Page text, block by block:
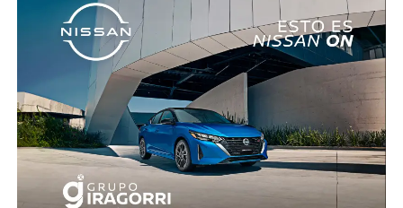
marcador.
El dominio mexicano se mantuvo y no tardó en reflejarse
nuevamente. Al 31’, una recuperación en zona alta
permitió a Quiñones devolverle el balón a Raúl Jiménez,
quien sacó un potente disparo al ángulo para firmar el 2-
0.
Antes del descanso, el arquero Luis Ángel “Tala” Rangel
evitó el descuento con una gran atajada, manteniendo la